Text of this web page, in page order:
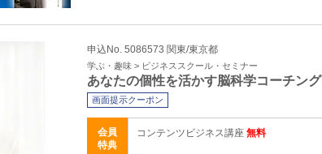
申込No. 5086573 関東/東京都
学ぶ・趣味 > ビジネススクール・セミナー
あなたの個性を活かす脳科学コーチング
画面提示クーポン
会員
特典
コンテンツビジネス講座 無料